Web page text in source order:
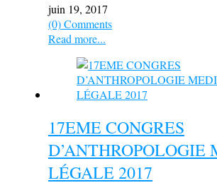
juin 19, 2017
(0) Comments
Read more...
17EME CONGRES
D’ANTHROPOLOGIE
LÉGALE 2017